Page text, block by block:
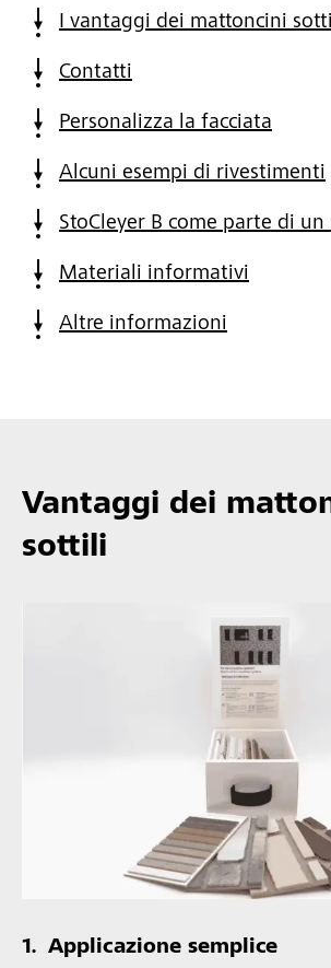
I vantaggi dei mattoncini
Contatti
Personalizza la facciata
Alcuni esempi di rivestimenti
StoCleyer B come parte di un
Materiali informativi
Altre informazioni
Vantaggi dei
sottili
1. Applicazione semplice